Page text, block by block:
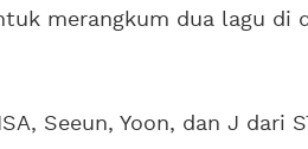
merangkum dua lagu di
Seeun, Yoon, dan J dari